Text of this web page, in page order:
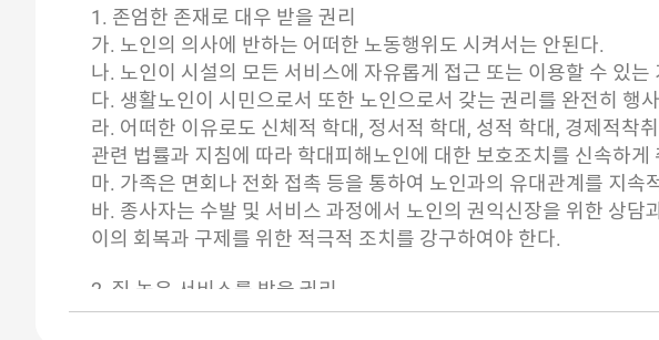
1. 존엄한 존재로 대우 받을 권리
가. 노인의 의사에 반하는 어떠한 노동행위도 시켜서는 안된다.
나. 노인이 시설의 모든 서비스에 자유롭게 접근 또는 이용할 수 있는
다. 생활노인이 시민으로서 또한 노인으로서 갖는 권리를 완전히 행
라. 어떠한 이유로도 신체적 학대, 정서적 학대, 성적 학대, 경제적착
관련 법률과 지침에 따라 학대피해노인에 대한 보호조치를 신속하게
마. 가족은 면회나 전화 접촉 등을 통하여 노인과의 유대관계를 지
바. 종사자는 수발 및 서비스 과정에서 노인의 권익신장을 위한 상
이의 회복과 구제를 위한 적극적 조치를 강구하여야 한다.
2. 질 높은 서비스를 받을 권리
가. 노인의 삶의 질을 증진시키고, 잔존능력을 유지하고 자립능력을